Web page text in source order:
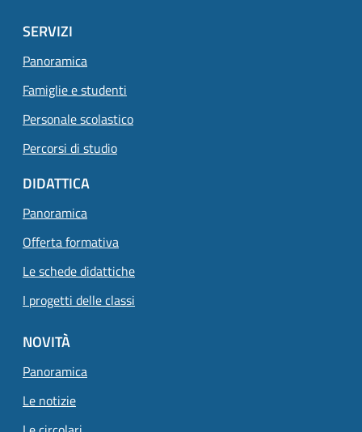
SERVIZI
Panoramica
Famiglie e studenti
Personale scolastico
Percorsi di studio
DIDATTICA
Panoramica
Offerta formativa
Le schede didattiche
I progetti delle classi
NOVITÀ
Panoramica
Le notizie